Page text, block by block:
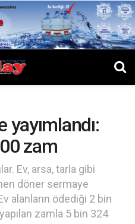
yayımlandı:
zam
Ev, arsa, tarla gibi
döner sermaye
alanların ödediği 2 bin
zamla 5 bin 324